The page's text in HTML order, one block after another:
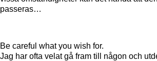
passeras…
Be careful what you wish for.
Jag har ofta velat gå fram till någon och